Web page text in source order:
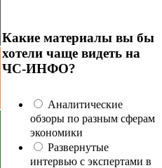
Какие материалы вы бы
хотели чаще видеть на
ЧС-ИНФО?
Аналитические
обзоры по разным сферам
экономики
Развернутые
интервью с экспертами в